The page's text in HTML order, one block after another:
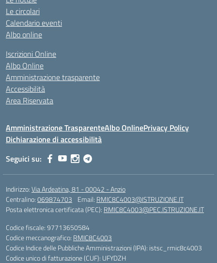
Le circolari
Calendario eventi
Albo online
Iscrizioni Online
Albo Online
Amministrazione trasparente
Accessibilità
Area Riservata
Amministrazione TrasparenteAlbo OnlinePrivacy Policy
Dichiarazione di accessibilità
Seguici su:
Indirizzo:Via Ardeatina, 81 - 00042 - Anzio
Centralino:069874703 Email: RMIC8C4003@ISTRUZIONE.IT
Posta elettronica certificata (PEC): RMIC8C4003@PEC.ISTRUZIONE.IT
Codice fiscale: 97713650584
Codice meccanografico: RMIC8C4003
Codice Indice delle Pubbliche Amministrazioni (IPA): istsc_rmic8c4003
Codice unico di fatturazione (CUF): UFYDZH